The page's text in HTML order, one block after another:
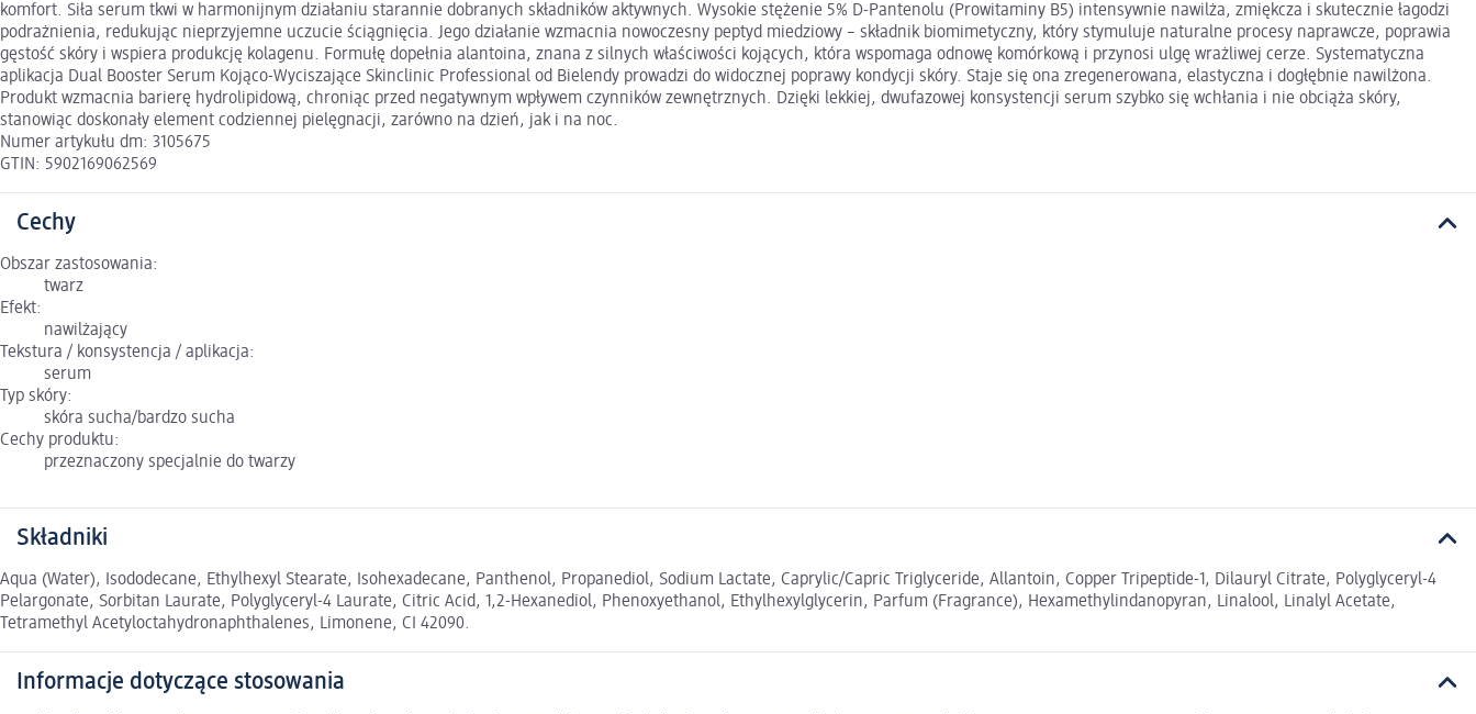
komfort. Siła serum tkwi w harmonijnym działaniu starannie dobranych składników aktywnych. Wysokie stężenie 5% D-Pantenolu (Prowitaminy B5) intensywnie nawilża, zmiękcza i skutecznie łagodzi
podrażnienia, redukując nieprzyjemne uczucie ściągnięcia. Jego działanie wzmacnia nowoczesny peptyd miedziowy – składnik biomimetyczny, który stymuluje naturalne procesy naprawcze, poprawia
gęstość skóry i wspiera produkcję kolagenu. Formułę dopełnia alantoina, znana z silnych właściwości kojących, która wspomaga odnowę komórkową i przynosi ulgę wrażliwej cerze. Systematyczna
aplikacja Dual Booster Serum Kojąco-Wyciszające Skinclinic Professional od Bielendy prowadzi do widocznej poprawy kondycji skóry. Staje się ona zregenerowana, elastyczna i dogłębnie nawilżona.
Produkt wzmacnia barierę hydrolipidową, chroniąc przed negatywnym wpływem czynników zewnętrznych. Dzięki lekkiej, dwufazowej konsystencji serum szybko się wchłania i nie obciąża skóry,
stanowiąc doskonały element codziennej pielęgnacji, zarówno na dzień, jak i na noc.
Numer artykułu dm: 3105675
GTIN: 5902169062569
Cechy
Obszar zastosowania:
twarz
Efekt:
nawilżający
Tekstura / konsystencja / aplikacja:
serum
Typ skóry:
skóra sucha/bardzo sucha
Cechy produktu:
przeznaczony specjalnie do twarzy
Składniki
Aqua (Water), Isododecane, Ethylhexyl Stearate, Isohexadecane, Panthenol, Propanediol, Sodium Lactate, Caprylic/Capric Triglyceride, Allantoin, Copper Tripeptide-1, Dilauryl Citrate, Polyglyceryl-4
Pelargonate, Sorbitan Laurate, Polyglyceryl-4 Laurate, Citric Acid, 1,2-Hexanediol, Phenoxyethanol, Ethylhexylglycerin, Parfum (Fragrance), Hexamethylindanopyran, Linalool, Linalyl Acetate,
Tetramethyl Acetyloctahydronaphthalenes, Limonene, CI 42090.
Informacje dotyczące stosowania